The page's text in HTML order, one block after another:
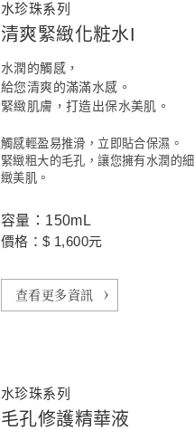
水珍珠系列
清爽緊緻化粧水I
水潤的觸感，
給您清爽的滿滿水感。
緊緻肌膚，打造出保水美肌。
觸感輕盈易推滑，立即貼合保濕。
緊緻粗大的毛孔，讓您擁有水潤的細
緻美肌。
容量：150mL
價格：$ 1,600元
查看更多資訊
水珍珠系列
毛孔修護精華液